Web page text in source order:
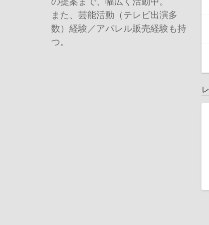
また、芸能活動（テレビ出演多
数）経験／アパレル販売経験も持
つ。